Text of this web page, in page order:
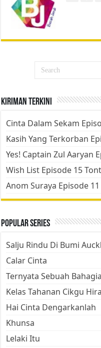
Kiriman Terkini
Cinta Dalam Sekam
Kasih Yang Terkorban
Yes! Captain Zul Aaryan
Wish List Episode 15
Anom Suraya Episode
Popular Series
Salju Rindu Di Bumi
Calar Cinta
Ternyata Sebuah Bahagia
Kelas Tahanan Cikgu
Hai Cinta Dengarkanlah
Khunsa
Lelaki Itu